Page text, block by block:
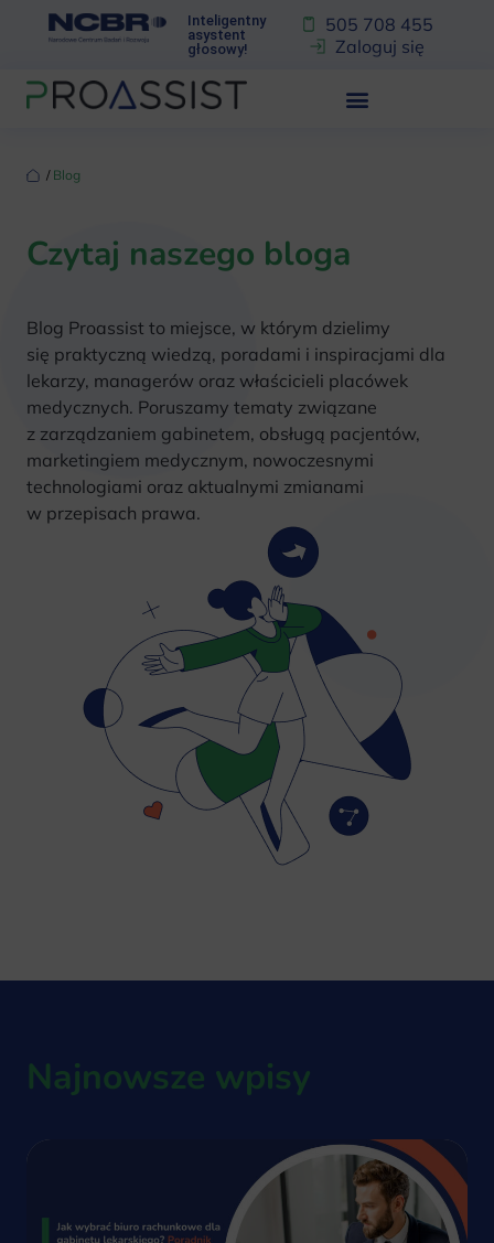
Inteligentny
asystent
głosowy!
505 708 455
Zaloguj się
‏‏‎ ‎/‏‏‎ ‎ Blog
Czytaj naszego bloga
Blog Proassist to miejsce, w którym dzielimy
się praktyczną wiedzą, poradami i inspiracjami dla
lekarzy, managerów oraz właścicieli placówek
medycznych. Poruszamy tematy związane
z zarządzaniem gabinetem, obsługą pacjentów,
marketingiem medycznym, nowoczesnymi
technologiami oraz aktualnymi zmianami
w przepisach prawa.
Najnowsze wpisy